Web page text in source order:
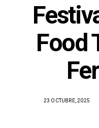
Food
23 OCTUBRE, 2025